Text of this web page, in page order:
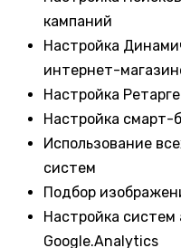
кампаний
Настройка
интернет-
Настройка
Настройка смарт-
Использование
систем
Подбор
Настройка
Google.Analytics